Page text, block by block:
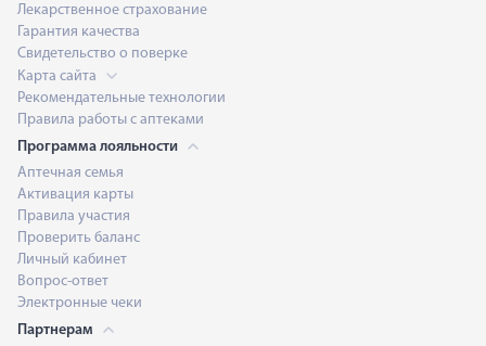
Лекарственное страхование
Гарантия качества
Свидетельство о поверке
Карта сайта
Рекомендательные технологии
Правила работы с аптеками
Программа лояльности
Аптечная семья
Активация карты
Правила участия
Проверить баланс
Личный кабинет
Вопрос-ответ
Электронные чеки
Партнерам